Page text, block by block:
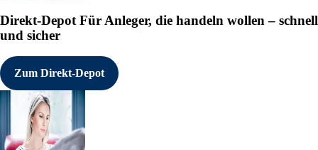
Direkt-Depot Für Anleger, die handeln wollen – schnell
und sicher
Zum Direkt-Depot